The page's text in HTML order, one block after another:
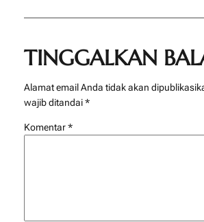
TINGGALKAN
Alamat email Anda tidak akan
wajib ditandai*
Komentar*